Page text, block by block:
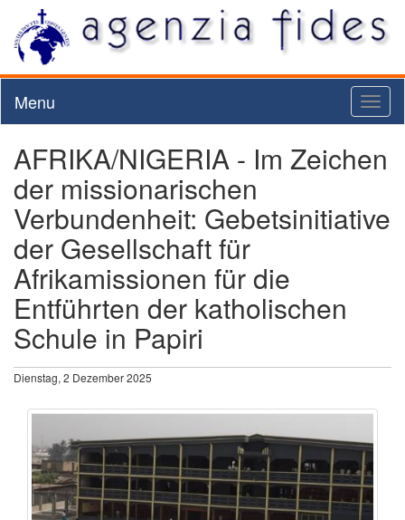
Menu
AFRIKA/NIGERIA - Im Zeichen
der missionarischen
Verbundenheit: Gebetsinitiative
der Gesellschaft für
Afrikamissionen für die
Entführten der katholischen
Schule in Papiri
Dienstag, 2 Dezember 2025